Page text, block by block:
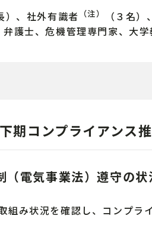
）、社外有識者 （注）
（３名
弁護士、危機管理専門家、大
期コンプライアンス
（電気事業法）遵守の状
組み状況を確認し、コンプラ